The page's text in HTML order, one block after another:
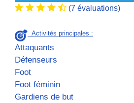
(7 évaluations)
Activités principales :
Attaquants
Défenseurs
Foot
Foot féminin
Gardiens de but